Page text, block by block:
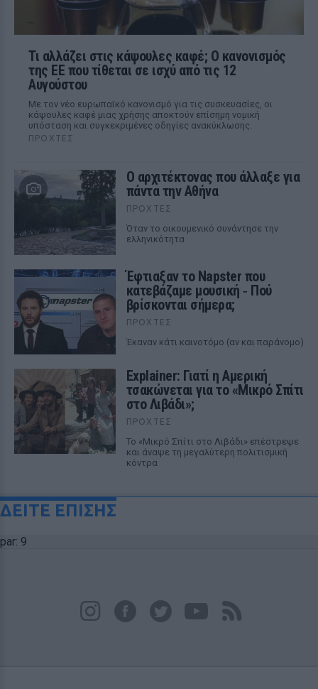
Τι αλλάζει στις κάψουλες καφέ; Ο κανονισμός
της ΕΕ που τίθεται σε ισχύ από τις 12
Αυγούστου
Με τον νέο ευρωπαϊκό κανονισμό για τις συσκευασίες, οι
κάψουλες καφέ μιας χρήσης αποκτούν επίσημη νομική
υπόσταση και συγκεκριμένες οδηγίες ανακύκλωσης.
ΠΡΟΧΤΈΣ
Ο αρχιτέκτονας που άλλαξε για
πάντα την Αθήνα
ΠΡΟΧΤΈΣ
Όταν το οικουμενικό συνάντησε την
ελληνικότητα
Έφτιαξαν το Napster που
κατεβάζαμε μουσική ‑ Πού
βρίσκονται σήμερα;
ΠΡΟΧΤΈΣ
Έκαναν κάτι καινοτόμο (αν και παράνομο)
Explainer: Γιατί η Αμερική
τσακώνεται για το «Μικρό Σπίτι
στο Λιβάδι»;
ΠΡΟΧΤΈΣ
Το «Μικρό Σπίτι στο Λιβάδι» επέστρεψε
και άναψε τη μεγαλύτερη πολιτισμική
κόντρα
ΔΕΙΤΕ ΕΠΙΣΗΣ
par: 9